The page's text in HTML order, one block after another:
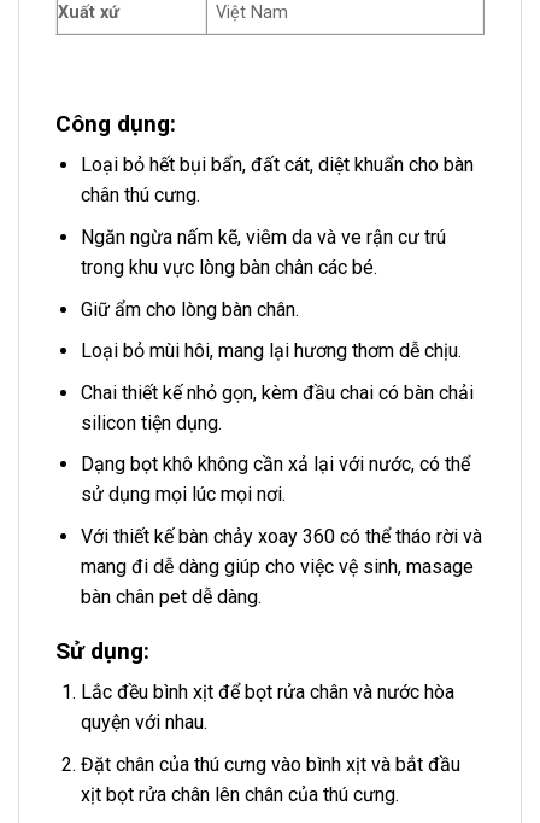
Xuất xứ
Việt Nam
Công dụng:
Loại bỏ hết bụi bẩn, đất cát, diệt khuẩn cho bàn
chân thú cưng.
Ngăn ngừa nấm kẽ, viêm da và ve rận cư trú
trong khu vực lòng bàn chân các bé.
Giữ ẩm cho lòng bàn chân.
Loại bỏ mùi hôi, mang lại hương thơm dễ chịu.
Chai thiết kế nhỏ gọn, kèm đầu chai có bàn chải
silicon tiện dụng.
Dạng bọt khô không cần xả lại với nước, có thể
sử dụng mọi lúc mọi nơi.
Với thiết kế bàn chảy xoay 360 có thể tháo rời và
mang đi dễ dàng giúp cho việc vệ sinh, masage
bàn chân pet dễ dàng.
Sử dụng:
Lắc đều bình xịt để bọt rửa chân và nước hòa
quyện với nhau.
Đặt chân của thú cưng vào bình xịt và bắt đầu
xịt bọt rửa chân lên chân của thú cưng.